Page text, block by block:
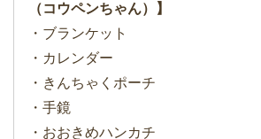
（コウペンちゃん）】
・ブランケット
・カレンダー
・きんちゃくポーチ
・手鏡
・おおきめハンカチ